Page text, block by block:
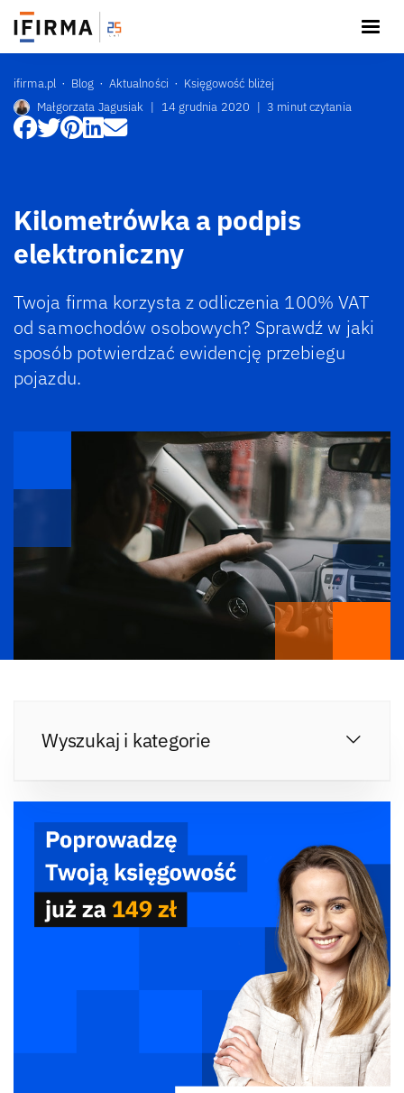
ifirma.pl Blog Aktualności
Księgowość bliżej
Małgorzata Jagusiak | 14 grudnia 2020 | 3 minut czytania
Kilometrówka a podpis
elektroniczny
Twoja firma korzysta z odliczenia 100% VAT
od samochodów osobowych? Sprawdź w jaki
sposób potwierdzać ewidencję przebiegu
pojazdu.
Wyszukaj i kategorie